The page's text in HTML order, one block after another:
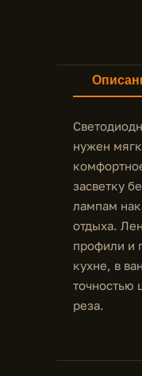
нужен
засветку
лампам
отдыха.
профили и
кухне, в
точностью
реза.